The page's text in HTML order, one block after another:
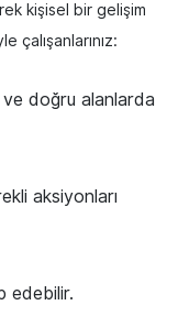
kişisel bir gelişim
çalışanlarınız:
doğru alanlarda
aksiyonları
edebilir.